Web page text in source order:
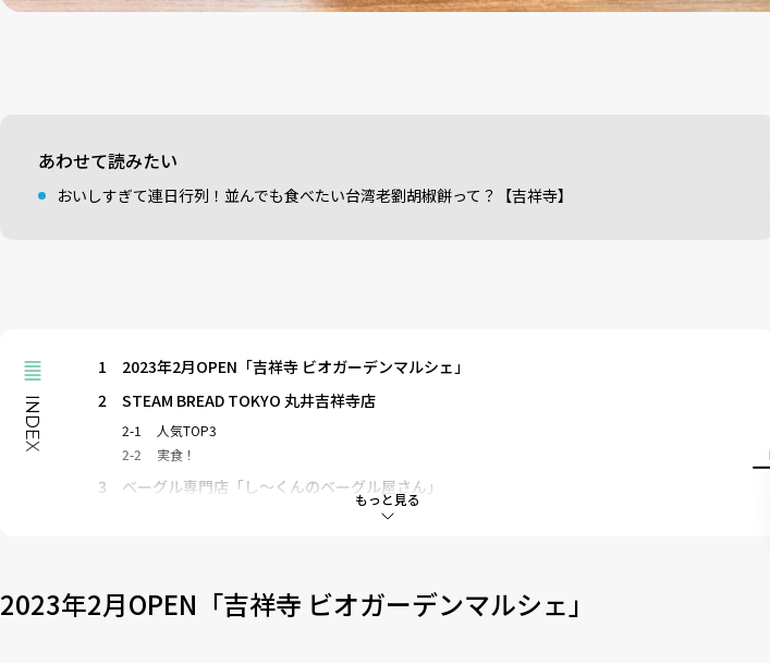
あわせて読みたい
おいしすぎて連日行列！並んでも食べたい台湾老劉胡椒餅って？【吉祥寺】
もっと見る
INDEX
1
2023年2月OPEN「吉祥寺 ビオガーデンマルシェ」
2
STEAM BREAD TOKYO 丸井吉祥寺店
2-1
人気TOP3
2-2
実食！
3 ベーグル専門店「し～くんのベーグル屋さん」
4-1
人気TOP3
2023年2月OPEN「吉祥寺 ビオガーデンマルシェ」